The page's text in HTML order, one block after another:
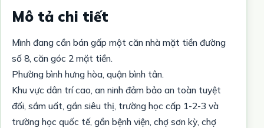
Mô tả chi tiết
Mình đang cần bán gấp một căn nhà mặt tiền đường
số 8, căn góc 2 mặt tiền.
Phường bình hưng hòa, quận bình tân.
Khu vực dân trí cao, an ninh đảm bảo an toàn tuyệt
đối, sầm uất, gần siêu thị, trường học cấp 1-2-3 và
trường học quốc tế, gần bệnh viện, chợ sơn kỳ, chợ